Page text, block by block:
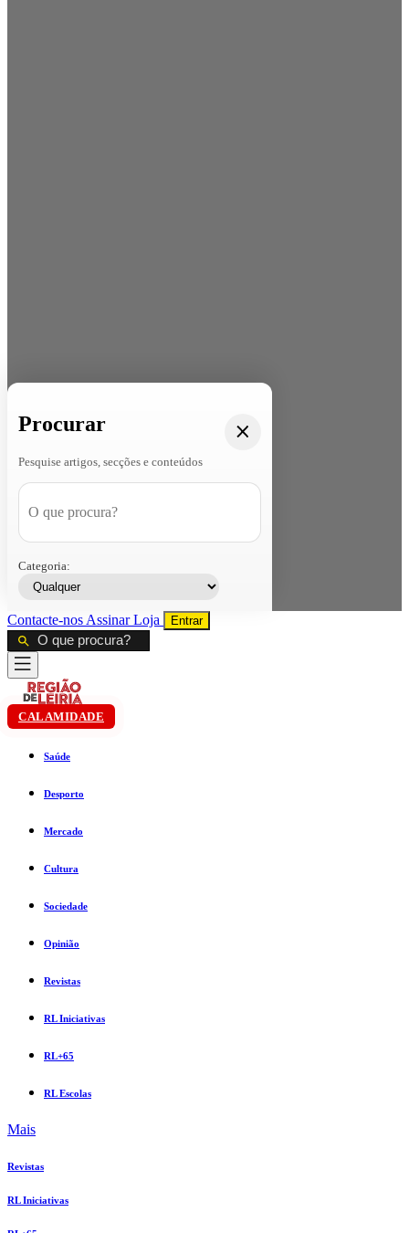
Procurar
Pesquise artigos, secções e conteúdos
Categoria:
Contacte-nos AssinarLoja Entrar
CALAMIDADE
Saúde
Desporto
Mercado
Cultura
Sociedade
Opinião
Revistas
RL Iniciativas
RL+65
RL Escolas
Mais
Revistas
RL Iniciativas